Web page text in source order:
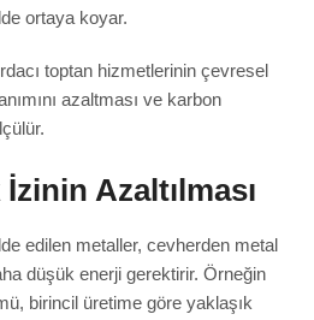
ortaya koyar.
toptan hizmetlerinin çevresel
azaltması ve karbon
Azaltılması
edilen metaller, cevherden metal
düşük enerji gerektirir. Örneğin
birincil üretime göre yaklaşık